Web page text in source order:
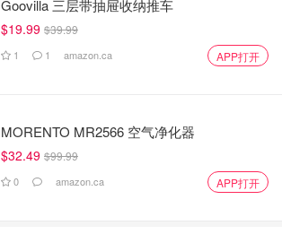
Goovilla 三层带抽屉收纳推车
$19.99 $39.99
1 1 amazon.ca APP打开
MORENTO MR2566 空气净化器
$32.49 $99.99
0 amazon.ca APP打开